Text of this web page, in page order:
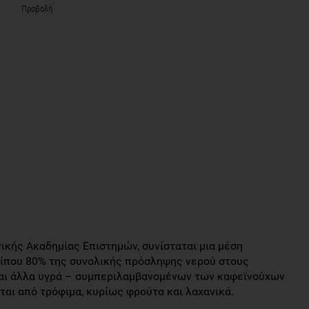
Προβολή
Ακαδημίας Επιστημών, συνίσταται μια μέση
80% της συνολικής πρόσληψης νερού στους
άλλα υγρά – συμπεριλαμβανομένων των καφεϊνούχων
από τρόφιμα, κυρίως φρούτα και λαχανικά.